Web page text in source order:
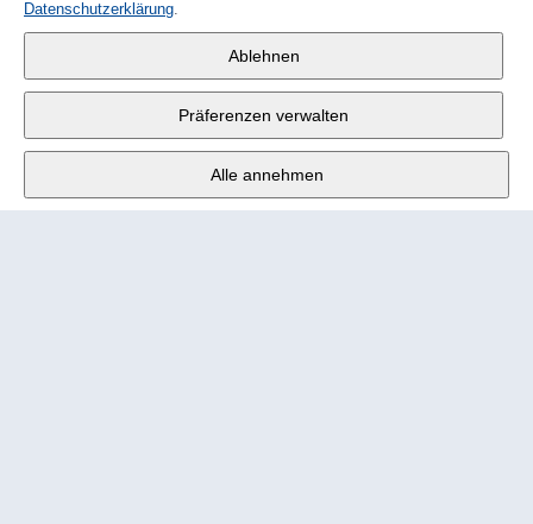
Fabrikstrasse 10, 3176 Neuenegg
Mo - Fr 9:00 - 12:00 Uhr
Tel. +4131 377 21 11
Datenschutzerklärung.
Ablehnen
Präferenzen verwalten
Alle annehmen